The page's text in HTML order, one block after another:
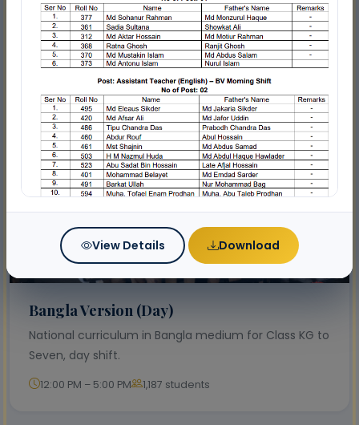
7:45 AM – 1:30 PM 4,606 students
Bangla Version (Day)
National curriculum in Bangla medium for Class KG to
Seven, day shift.
12:00 PM – 5:00 PM 1,187 students
View Details Download